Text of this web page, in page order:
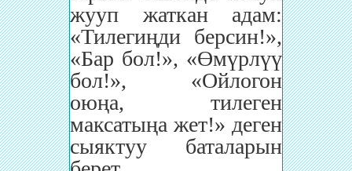
жууп жаткан адам:
«Тилегиңди берсин!»,
«Бар бол!», «Өмүрлүү
бол!», «Ойлогон
оюңа, тилеген
максатыңа жет!» деген
сыяктуу баталарын